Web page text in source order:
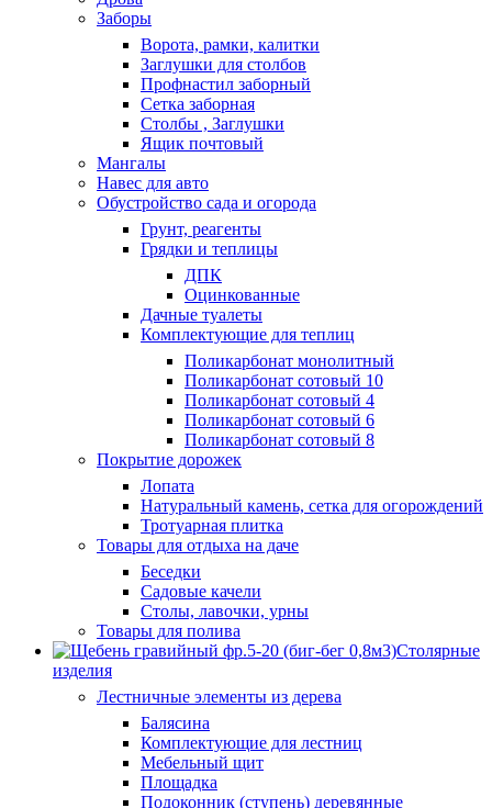
Заборы
Ворота, рамки, калитки
Заглушки для столбов
Профнастил заборный
Сетка заборная
Столбы , Заглушки
Ящик почтовый
Мангалы
Навес для авто
Обустройство сада и огорода
Грунт, реагенты
Грядки и теплицы
ДПК
Оцинкованные
Дачные туалеты
Комплектующие для теплиц
Поликарбонат монолитный
Поликарбонат сотовый 10
Поликарбонат сотовый 4
Поликарбонат сотовый 6
Поликарбонат сотовый 8
Покрытие дорожек
Лопата
Натуральный камень, сетка для огорождений
Тротуарная плитка
Товары для отдыха на даче
Беседки
Садовые качели
Столы, лавочки, урны
Товары для полива
Столярные
изделия
Лестничные элементы из дерева
Балясина
Комплектующие для лестниц
Мебельный щит
Площадка
Подоконник (ступень) деревянные